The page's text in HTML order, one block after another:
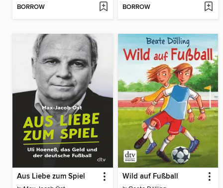
BORROW BORROW
Aus Liebe zum Spiel Wild auf Fußball